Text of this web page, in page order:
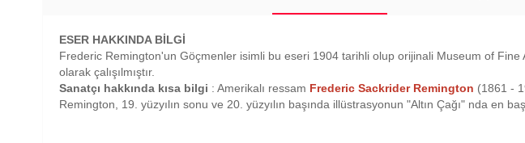
ESER HAKKINDA BİLGİ
Frederic Remington'un Göçmenler isimli bu eseri 1904 tarihli olup orijinali Museum of
olarak çalışılmıştır.
Sanatçı hakkında kısa bilgi : Amerikalı ressam Frederic Sackrider Remington (1861 -
Remington, 19. yüzyılın sonu ve 20. yüzyılın başında illüstrasyonun "Altın Çağı" nda en